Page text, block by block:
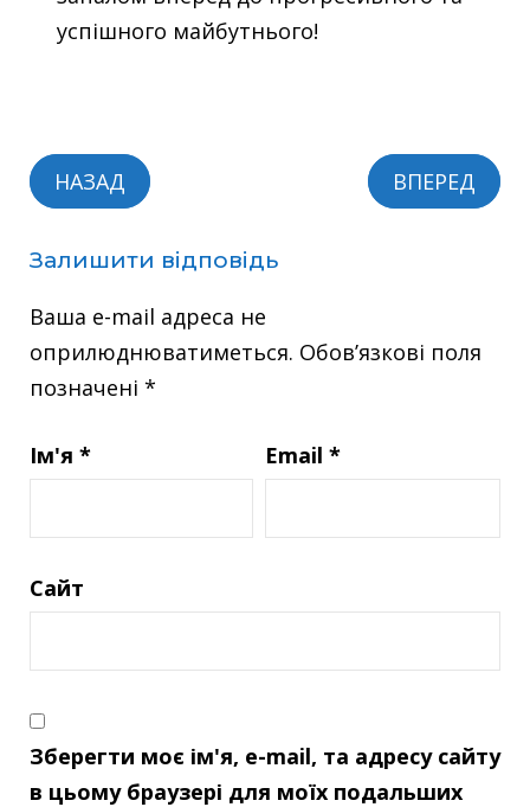
успішного майбутнього!
НАЗАД ВПЕРЕД
Залишити відповідь
Ваша e-mail адреса не
оприлюднюватиметься. Обов’язкові поля
позначені *
Ім'я * Email *
Сайт
Зберегти моє ім'я, e-mail, та адресу сайту
в цьому браузері для моїх подальших